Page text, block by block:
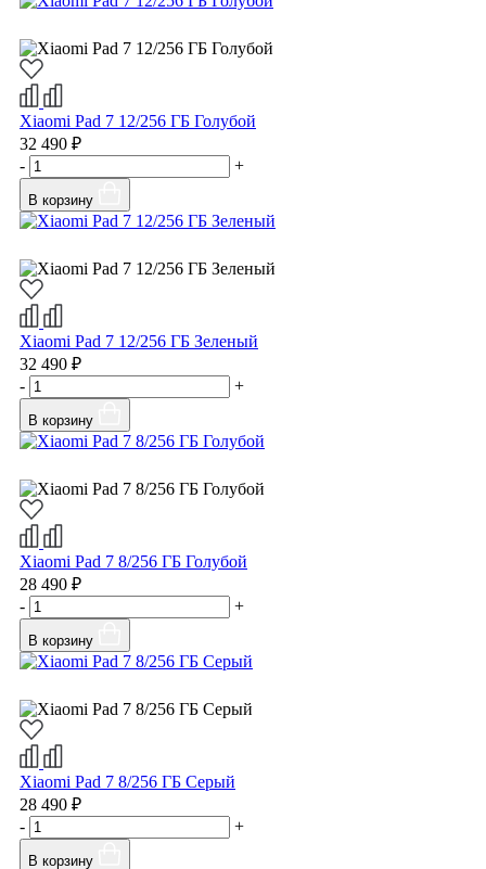
Xiaomi Pad 7 12/256 ГБ Голубой
32 490 ₽
-
+
В корзину
Xiaomi Pad 7 12/256 ГБ Зеленый
32 490 ₽
-
+
В корзину
Xiaomi Pad 7 8/256 ГБ Голубой
28 490 ₽
-
+
В корзину
Xiaomi Pad 7 8/256 ГБ Серый
28 490 ₽
-
+
В корзину